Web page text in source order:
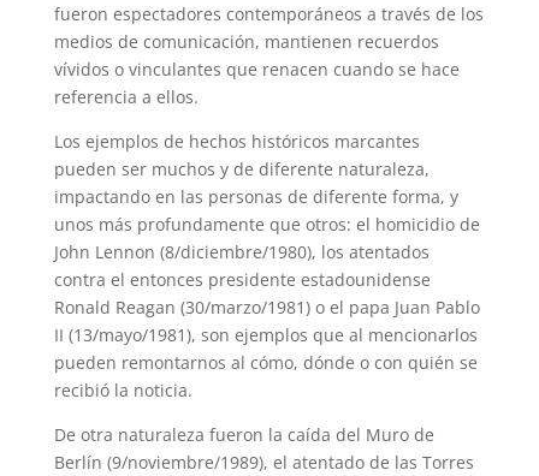
fueron espectadores contemporáneos a través de los
medios de comunicación, mantienen recuerdos
vívidos o vinculantes que renacen cuando se hace
referencia a ellos.
Los ejemplos de hechos históricos marcantes
pueden ser muchos y de diferente naturaleza,
impactando en las personas de diferente forma, y
unos más profundamente que otros: el homicidio de
John Lennon (8/diciembre/1980), los atentados
contra el entonces presidente estadounidense
Ronald Reagan (30/marzo/1981) o el papa Juan Pablo
II (13/mayo/1981), son ejemplos que al mencionarlos
pueden remontarnos al cómo, dónde o con quién se
recibió la noticia.
De otra naturaleza fueron la caída del Muro de
Berlín (9/noviembre/1989), el atentado de las Torres